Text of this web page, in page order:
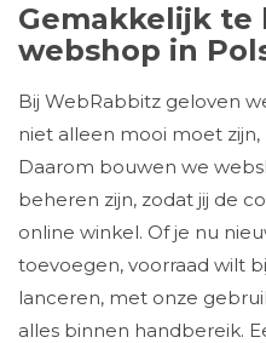
Gemakkelijk te
webshop in
Bij WebRabbitz geloven
niet alleen mooi moet
Daarom bouwen we
beheren zijn, zodat jij de
online winkel. Of je nu
toevoegen, voorraad wilt
lanceren, met onze
alles binnen handbereik.